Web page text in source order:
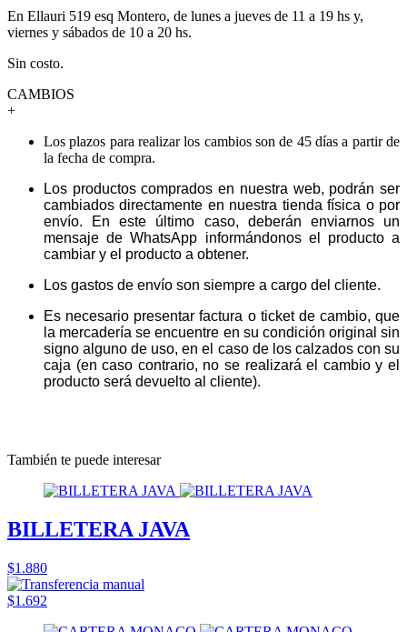
En Ellauri 519 esq Montero, de lunes a jueves de 11 a 19 hs y,
viernes y sábados de 10 a 20 hs.
Sin costo.
CAMBIOS
+
Los plazos para realizar los cambios son de 45 días a partir de
la fecha de compra.
Los productos comprados en nuestra web, podrán ser
cambiados directamente en nuestra tienda física o por
envío. En este último caso, deberán enviarnos un
mensaje de WhatsApp informándonos el producto a
cambiar y el producto a obtener.
Los gastos de envío son siempre a cargo del cliente.
Es necesario presentar factura o ticket de cambio, que
la mercadería se encuentre en su condición original sin
signo alguno de uso, en el caso de los calzados con su
caja (en caso contrario, no se realizará el cambio y el
producto será devuelto al cliente).
También te puede interesar
BILLETERA JAVA
$1.880
$1.692